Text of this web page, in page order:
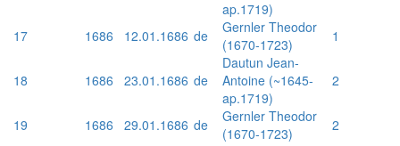
ap.1719)
17 1686 12.01.1686 de
Gernler Theodor
(1670-1723)
1
18 1686 23.01.1686 de
Dautun Jean-
Antoine (~1645-
ap.1719)
2
19 1686 29.01.1686 de
Gernler Theodor
(1670-1723)
2